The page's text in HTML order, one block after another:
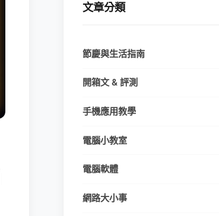
文章分類
節慶與生活指南
開箱文 & 評測
手機應用教學
電腦小教室
電腦軟體
網路大小事